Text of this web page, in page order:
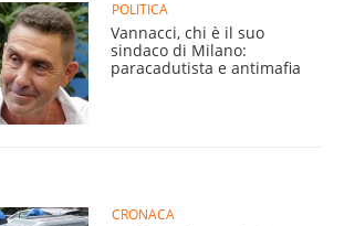
POLITICA
Vannacci, chi è il suo
sindaco di Milano:
paracadutista e antimafia
CRONACA